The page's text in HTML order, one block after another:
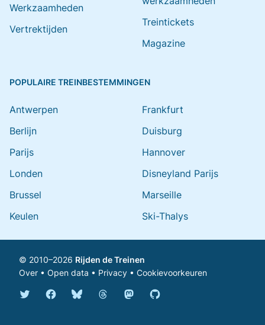
Werkzaamheden
Vertrektijden
Treintickets
Magazine
POPULAIRE TREINBESTEMMINGEN
Antwerpen
Berlijn
Parijs
Londen
Brussel
Keulen
Frankfurt
Duisburg
Hannover
Disneyland Parijs
Marseille
Ski-Thalys
© 2010–2026 Rijden de Treinen
Over • Open data • Privacy • Cookievoorkeuren